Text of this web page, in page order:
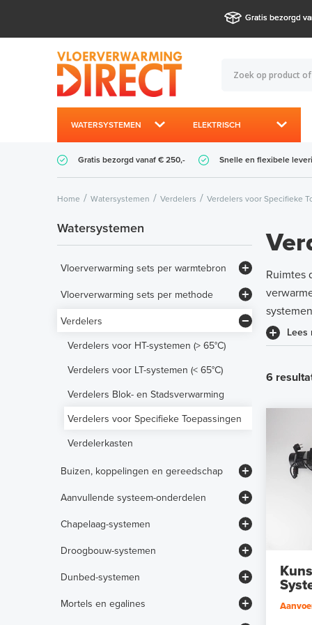
Gratis bezorgd
WATERSYSTEMEN ELEKTRISCH
Gratis bezorgd vanaf € 250,- Snelle en flexibele
Home Watersystemen Verdelers Verdelers voor Specifieke
Watersystemen
Vloerverwarming sets per warmtebron
Vloerverwarming sets per methode
Verdelers
Verdelers voor HT-systemen (> 65°C)
Verdelers voor LT-systemen (< 65°C)
Verdelers Blok- en Stadsverwarming
Verdelers voor Specifieke Toepassingen
Verdelerkasten
Buizen, koppelingen en gereedschap
"Push-Fit" Persfittingen
Universele Persfittingen
Aanvullende systeem-onderdelen
Chapelaag-systemen
Droogbouw-systemen
Dunbed-systemen
Mortels en egalines
Ruimtes
Lees
6